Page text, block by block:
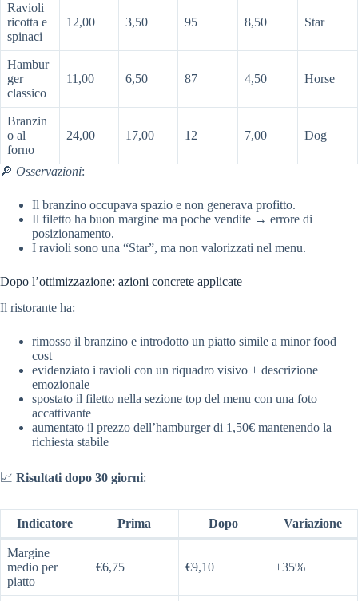
Ravioli
ricotta e
spinaci
12,00 3,50 95 8,50 Star
Hambur
ger
classico
11,00 6,50 87 4,50 Horse
Branzin
o al
forno
24,00 17,00 12 7,00 Dog
🔎 Osservazioni:
Il branzino occupava spazio e non generava profitto.
Il filetto ha buon margine ma poche vendite → errore di
posizionamento.
I ravioli sono una “Star”, ma non valorizzati nel menu.
Dopo l’ottimizzazione: azioni concrete applicate
Il ristorante ha:
rimosso il branzino e introdotto un piatto simile a minor food
cost
evidenziato i ravioli con un riquadro visivo + descrizione
emozionale
spostato il filetto nella sezione top del menu con una foto
accattivante
aumentato il prezzo dell’hamburger di 1,50€ mantenendo la
richiesta stabile
📈 Risultati dopo 30 giorni:
Indicatore Prima Dopo Variazione
Margine
medio per
piatto
€6,75 €9,10 +35%